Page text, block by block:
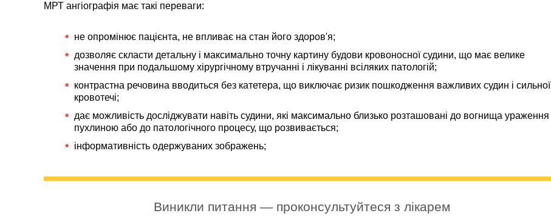
МРТ ангіографія має такі переваги:
не опромінює пацієнта, не впливає на стан його здоров'я;
дозволяє скласти детальну і максимально точну картину будови кровоносної судини, що має велике
значення при подальшому хірургічному втручанні і лікуванні всіляких патологій;
контрастна речовина вводиться без катетера, що виключає ризик пошкодження важливих судин і сильної
кровотечі;
дає можливість досліджувати навіть судини, які максимально близько розташовані до вогнища ураження
пухлиною або до патологічного процесу, що розвивається;
інформативність одержуваних зображень;
Виникли питання — проконсультуйтеся з лікарем